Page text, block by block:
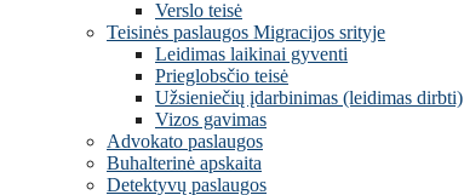
Verslo teisė
Teisinės paslaugos Migracijos srityje
Leidimas laikinai gyventi
Prieglobsčio teisė
Užsieniečių įdarbinimas (leidimas dirbti)
Vizos gavimas
Advokato paslaugos
Buhalterinė apskaita
Detektyvų paslaugos